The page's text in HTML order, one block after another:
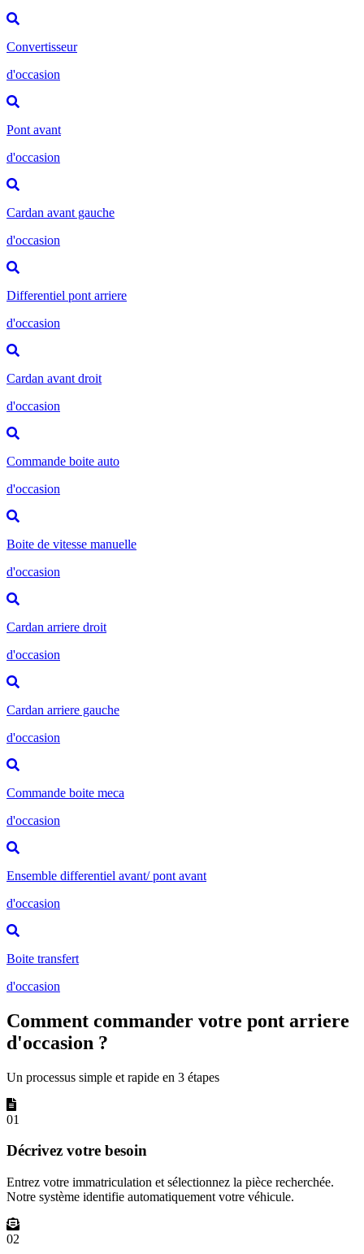
Convertisseur
d'occasion
Pont avant
d'occasion
Cardan avant gauche
d'occasion
Differentiel pont arriere
d'occasion
Cardan avant droit
d'occasion
Commande boite auto
d'occasion
Boite de vitesse manuelle
d'occasion
Cardan arriere droit
d'occasion
Cardan arriere gauche
d'occasion
Commande boite meca
d'occasion
Ensemble differentiel avant/ pont avant
d'occasion
Boite transfert
d'occasion
Comment commander votre pont arriere
d'occasion ?
Un processus simple et rapide en 3 étapes
01
Décrivez votre besoin
Entrez votre immatriculation et sélectionnez la pièce recherchée.
Notre système identifie automatiquement votre véhicule.
02